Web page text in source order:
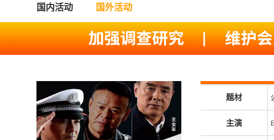
国内活动 国外活动
题材
主演